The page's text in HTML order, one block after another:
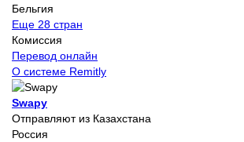
Бельгия
Еще 28 стран
Комиссия
Перевод онлайн
О системе Remitly
Swapy
Отправляют из Казахстана
Россия